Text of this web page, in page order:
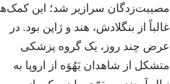
مصیبت‌زدگان سرازیر شد؛‏ این
غالباً از بنگلادش،‏ هند و ژاپن بود.‏ در
عرض چند روز،‏ یک گروه پزشکی
متشکل از شاهدان یَهُوَه از اروپا به